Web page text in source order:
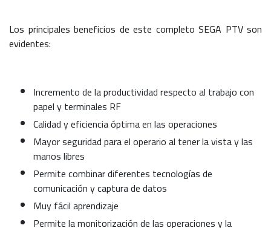
Los principales beneficios de este completo SEGA PTV son
evidentes:
Incremento de la productividad respecto al trabajo con
papel y terminales RF
Calidad y eficiencia óptima en las operaciones
Mayor seguridad para el operario al tener la vista y las
manos libres
Permite combinar diferentes tecnologías de
comunicación y captura de datos
Muy fácil aprendizaje
Permite la monitorización de las operaciones y la